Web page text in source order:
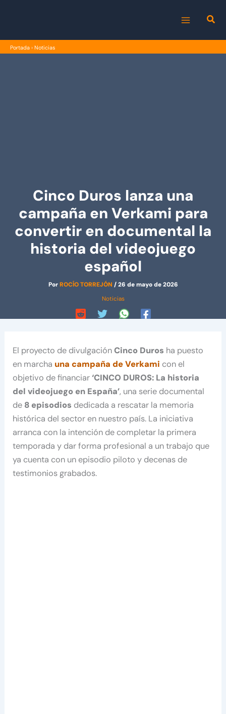
MENU
Portada › Noticias
Cinco Duros lanza una
campaña en Verkami para
convertir en documental la
historia del videojuego
español
PorROCÍO TORREJÓN /26 de mayo de 2026
Noticias
El proyecto de divulgaciónCinco Duros ha puesto
en marcha una campaña de Verkami con el
objetivo de financiar‘CINCO DUROS: La historia
del videojuego en España’, una serie documental
de 8 episodios dedicada a rescatar la memoria
histórica del sector en nuestro país. La iniciativa
arranca con la intención de completar la primera
temporada y dar forma profesional a un trabajo que
ya cuenta con un episodio piloto y decenas de
testimonios grabados.